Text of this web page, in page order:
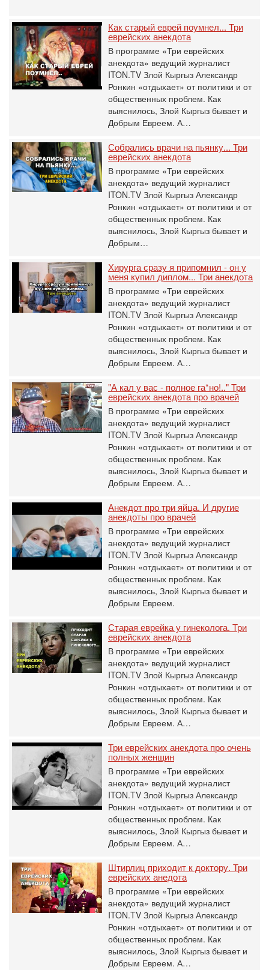
Как старый еврей поумнел... Три
еврейских анекдота
В программе «Три еврейских
анекдота» ведущий журналист
ITON.TV Злой Кыргыз Александр
Ронкин «отдыхает» от политики и от
общественных проблем. Как
выяснилось, Злой Кыргыз бывает и
Добрым Евреем. А…
Собрались врачи на пьянку... Три
еврейских анекдота
В программе «Три еврейских
анекдота» ведущий журналист
ITON.TV Злой Кыргыз Александр
Ронкин «отдыхает» от политики и от
общественных проблем. Как
выяснилось, Злой Кыргыз бывает и
Добрым…
Хирурга сразу я припомнил - он у
меня купил диплом... Три анекдота
В программе «Три еврейских
анекдота» ведущий журналист
ITON.TV Злой Кыргыз Александр
Ронкин «отдыхает» от политики и от
общественных проблем. Как
выяснилось, Злой Кыргыз бывает и
Добрым Евреем. А…
"А кал у вас - полное га*но!.." Три
еврейских анекдота про врачей
В программе «Три еврейских
анекдота» ведущий журналист
ITON.TV Злой Кыргыз Александр
Ронкин «отдыхает» от политики и от
общественных проблем. Как
выяснилось, Злой Кыргыз бывает и
Добрым Евреем. А…
Анекдот про три яйца. И другие
анекдоты про врачей
В программе «Три еврейских
анекдота» ведущий журналист
ITON.TV Злой Кыргыз Александр
Ронкин «отдыхает» от политики и от
общественных проблем. Как
выяснилось, Злой Кыргыз бывает и
Добрым Евреем.
Старая еврейка у гинеколога. Три
еврейских анекдота
В программе «Три еврейских
анекдота» ведущий журналист
ITON.TV Злой Кыргыз Александр
Ронкин «отдыхает» от политики и от
общественных проблем. Как
выяснилось, Злой Кыргыз бывает и
Добрым Евреем. А…
Три еврейских анекдота про очень
полных женщин
В программе «Три еврейских
анекдота» ведущий журналист
ITON.TV Злой Кыргыз Александр
Ронкин «отдыхает» от политики и от
общественных проблем. Как
выяснилось, Злой Кыргыз бывает и
Добрым Евреем. А…
Штирлиц приходит к доктору. Три
еврейских анедота
В программе «Три еврейских
анекдота» ведущий журналист
ITON.TV Злой Кыргыз Александр
Ронкин «отдыхает» от политики и от
общественных проблем. Как
выяснилось, Злой Кыргыз бывает и
Добрым Евреем. А…